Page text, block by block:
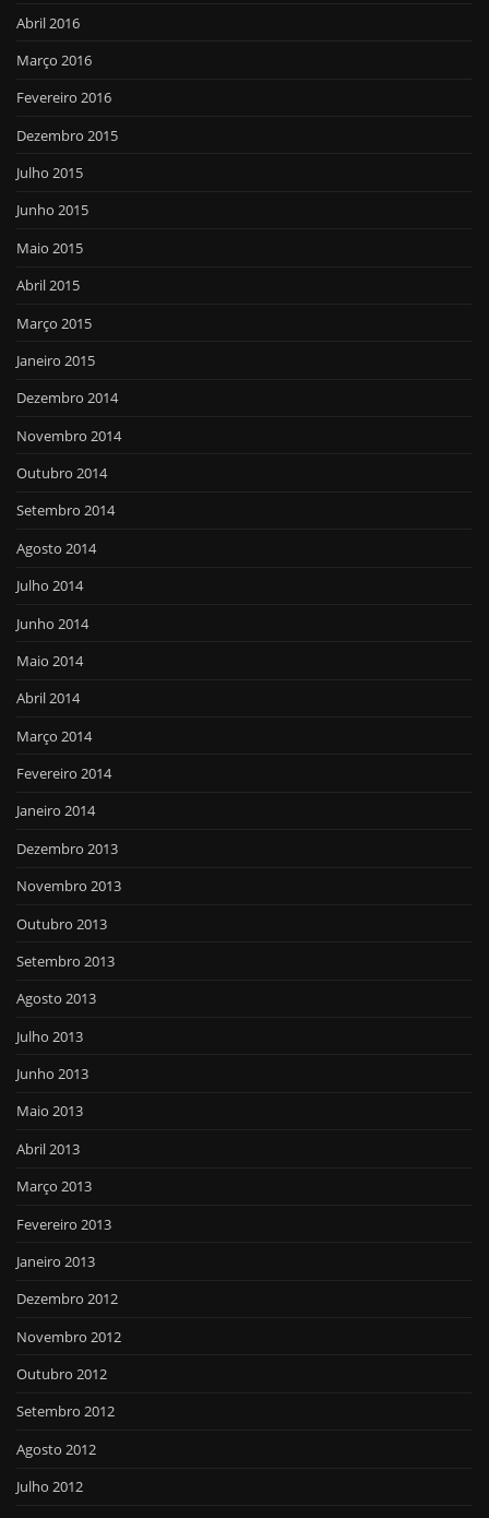
Abril 2016
Março 2016
Fevereiro 2016
Dezembro 2015
Julho 2015
Junho 2015
Maio 2015
Abril 2015
Março 2015
Janeiro 2015
Dezembro 2014
Novembro 2014
Outubro 2014
Setembro 2014
Agosto 2014
Julho 2014
Junho 2014
Maio 2014
Abril 2014
Março 2014
Fevereiro 2014
Janeiro 2014
Dezembro 2013
Novembro 2013
Outubro 2013
Setembro 2013
Agosto 2013
Julho 2013
Junho 2013
Maio 2013
Abril 2013
Março 2013
Fevereiro 2013
Janeiro 2013
Dezembro 2012
Novembro 2012
Outubro 2012
Setembro 2012
Agosto 2012
Julho 2012